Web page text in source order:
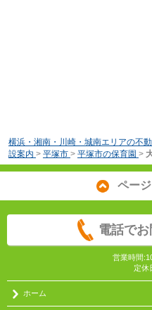
横浜・湘南・川崎・城南エリアの不
設案内 > 平塚市 > 平塚市の保育園 >
ペー
電話で
営業時間
定休
ホーム